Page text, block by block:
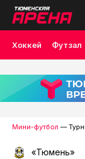
Хоккей Футзал
Лыжные гонки
Скалолазание
Мини-футбол —
«Тюмень»